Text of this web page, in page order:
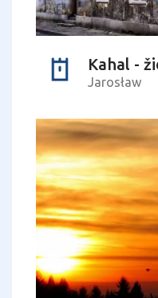
Jarosław